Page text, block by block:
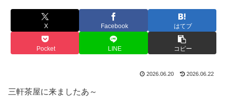
X Facebook はてブ
Pocket LINE コピー
2026.06.20 2026.06.22
三軒茶屋に来ましたあ～